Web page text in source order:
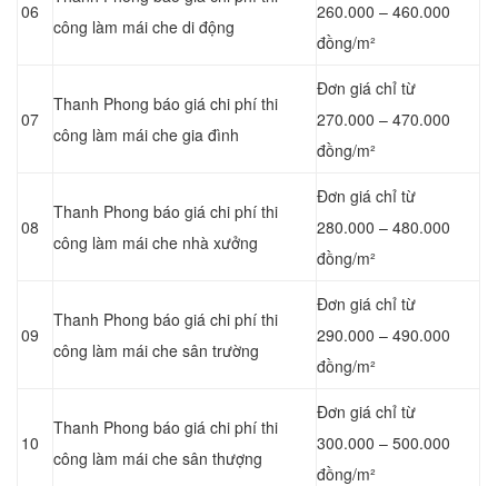
06
công làm mái che di động
260.000 – 460.000
đồng/m²
07
Thanh Phong báo giá chi phí thi
công làm mái che gia đình
Đơn giá chỉ từ
270.000 – 470.000
đồng/m²
08
Thanh Phong báo giá chi phí thi
công làm mái che nhà xưởng
Đơn giá chỉ từ
280.000 – 480.000
đồng/m²
09
Thanh Phong báo giá chi phí thi
công làm mái che sân trường
Đơn giá chỉ từ
290.000 – 490.000
đồng/m²
10
Thanh Phong báo giá chi phí thi
công làm mái che sân thượng
Đơn giá chỉ từ
300.000 – 500.000
đồng/m²